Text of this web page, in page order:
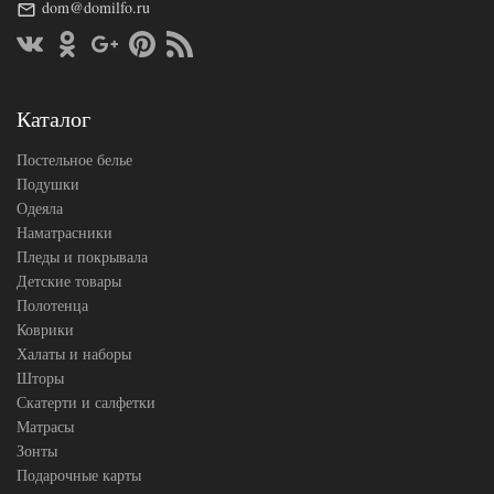
Размер
50х90 (2шт)
Производитель
German Grass
dom@domilfo.ru
Каталог
Постельное белье
Подушки
Одеяла
Наматрасники
Пледы и покрывала
Детские товары
Полотенца
Коврики
Халаты и наборы
Шторы
Скатерти и салфетки
Матрасы
Зонты
Подарочные карты